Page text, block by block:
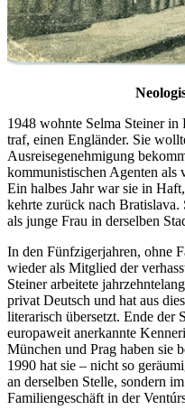
1948 wohnte Selma Steiner
traf, einen Engländer. Sie
Ausreisegenehmigung
kommunistischen Agenten als
Ein halbes Jahr war sie in
kehrte zurück nach
als junge Frau in derselben
In den Fünfzigerjahren, ohne
wieder als Mitglied der
Steiner arbeitete
privat Deutsch und hat aus
literarisch übersetzt. Ende der
europaweit anerkannte
München und Prag haben sie
1990 hat sie – nicht so
an derselben Stelle, sondern
Familiengeschäft in der